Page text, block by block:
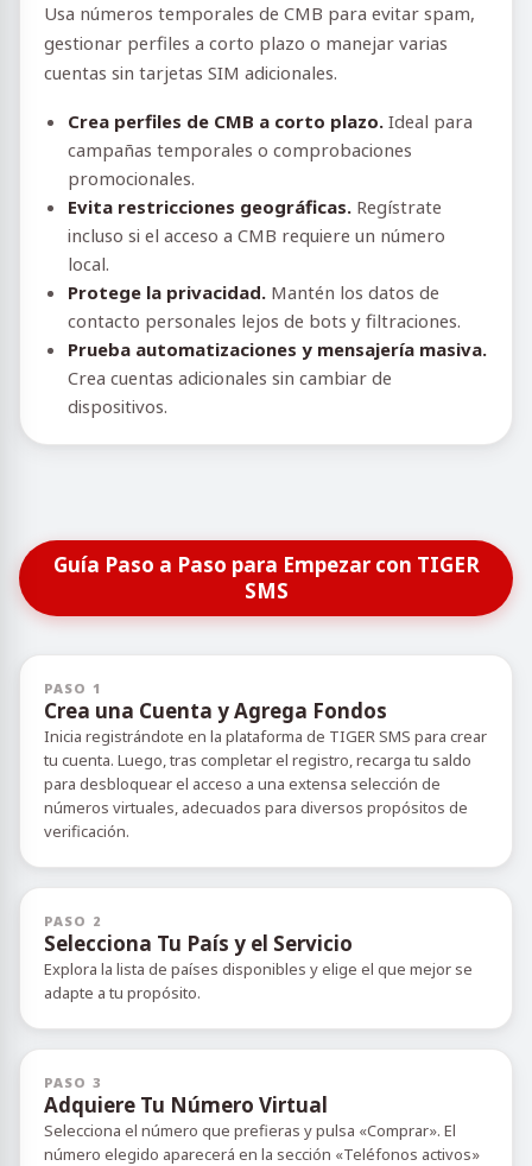
Usa números temporales de CMB para evitar spam,
gestionar perfiles a corto plazo o manejar varias
cuentas sin tarjetas SIM adicionales.
Crea perfiles de CMB a corto plazo. Ideal para
campañas temporales o comprobaciones
promocionales.
Evita restricciones geográficas. Regístrate
incluso si el acceso a CMB requiere un número
local.
Protege la privacidad. Mantén los datos de
contacto personales lejos de bots y filtraciones.
Prueba automatizaciones y mensajería masiva.
Crea cuentas adicionales sin cambiar de
dispositivos.
Guía Paso a Paso para Empezar con TIGER
SMS
PASO 1
Crea una Cuenta y Agrega Fondos
Inicia registrándote en la plataforma de TIGER SMS para crear
tu cuenta. Luego, tras completar el registro, recarga tu saldo
para desbloquear el acceso a una extensa selección de
números virtuales, adecuados para diversos propósitos de
verificación.
PASO 2
Selecciona Tu País y el Servicio
Explora la lista de países disponibles y elige el que mejor se
adapte a tu propósito.
PASO 3
Adquiere Tu Número Virtual
Selecciona el número que prefieras y pulsa «Comprar». El
número elegido aparecerá en la sección «Teléfonos activos»